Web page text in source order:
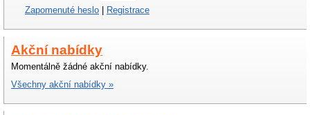
Zapomenuté heslo Registrace
Akční nabídky
Momentálně žádné akční nabídky.
Všechny akční nabídky »